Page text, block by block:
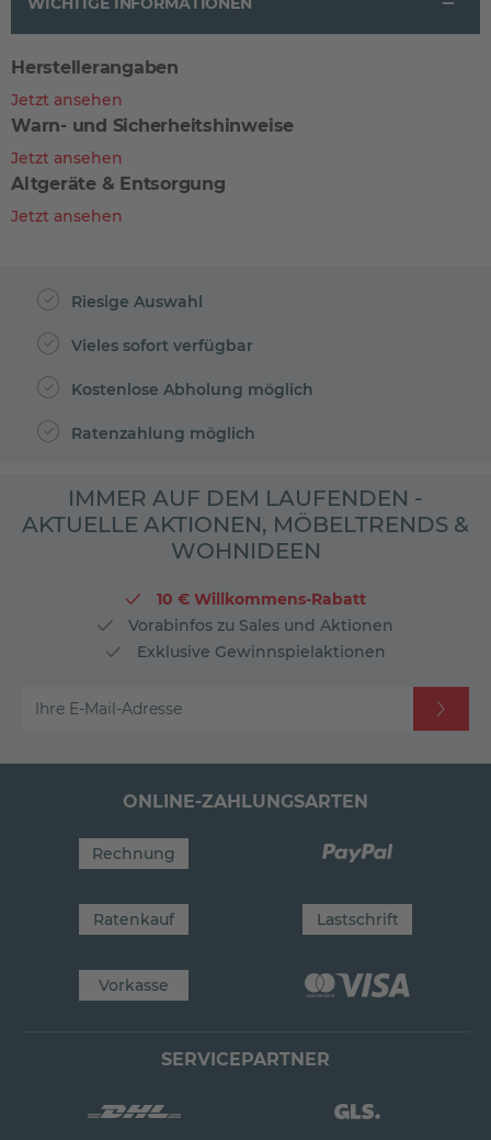
Herstellerangaben
Jetzt ansehen
Warn- und Sicherheitshinweise
Jetzt ansehen
Altgeräte & Entsorgung
Jetzt ansehen
Riesige Auswahl
Vieles sofort verfügbar
Kostenlose Abholung möglich
Ratenzahlung möglich
IMMER AUF DEM LAUFENDEN -
AKTUELLE AKTIONEN, MÖBELTRENDS &
WOHNIDEEN
10 € Willkommens-Rabatt
Vorabinfos zu Sales und Aktionen
Exklusive Gewinnspielaktionen
Ihre E-Mail-Adresse
ONLINE-ZAHLUNGSARTEN
Rechnung
Ratenkauf Lastschrift
Vorkasse
SERVICEPARTNER